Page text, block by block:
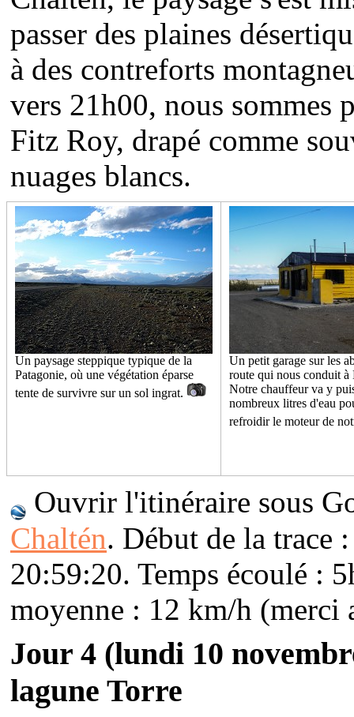
passer des plaines
à des contreforts
vers 21h00, nous sommes
Fitz Roy, drapé comme
nuages blancs.
Un paysage steppique typique de la
Patagonie, où une végétation éparse
tente de survivre sur un sol ingrat.
Un petit garage sur les
route qui nous conduit à
Notre chauffeur va y
nombreux litres d'eau
refroidir le moteur de
Ouvrir l'itinéraire sous
Chaltén. Début de la trace
20:59:20. Temps écoulé :
moyenne : 12 km/h (merci
Jour 4 (lundi 10
lagune Torre